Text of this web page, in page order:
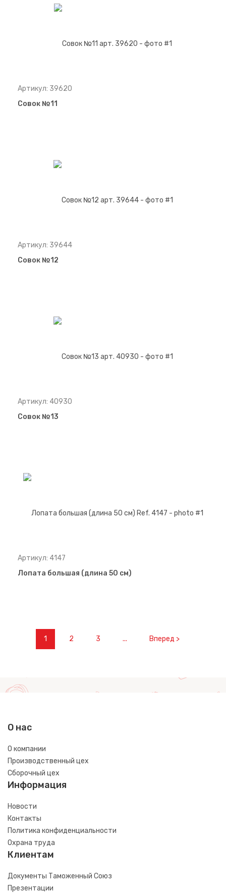
Артикул: 39620
Совок №11
Артикул: 39644
Совок №12
Артикул: 40930
Совок №13
Артикул: 4147
Лопата большая (длина 50 см)
1 2 3 ... Вперед >
О нас
О компании
Производственный цех
Сборочный цех
Информация
Новости
Контакты
Политика конфиденциальности
Охрана труда
Клиентам
Документы Таможенный Союз
Презентации